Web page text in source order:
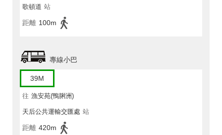
歌頓道 站
距離 100m
專線小巴
39M
往 漁安苑(鴨脷洲)
天后公共運輸交匯處 站
距離 420m